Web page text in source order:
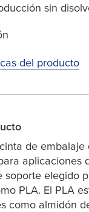
sin
del producto
de embalaje
aplicaciones
soporte elegido
PLA. El PLA
como almidón